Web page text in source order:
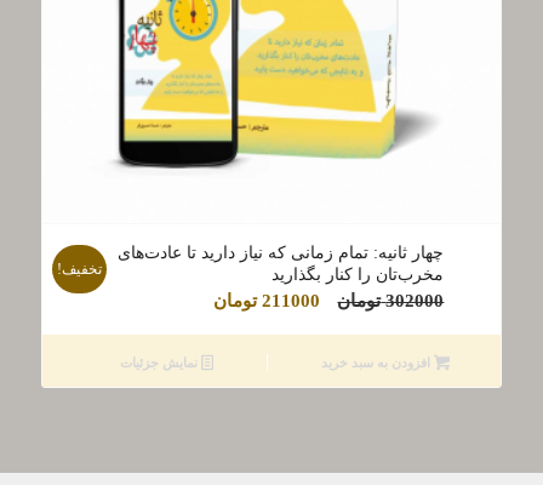
چهار ثانیه: تمام زمانی که نیاز دارید تا عادت‌های
مخرب‌تان را کنار بگذارید
302000 تومان
قیمت
302000 تومان
بود.
211000 تومانقیمت
211000 تومان
است.
تخفیف!
افزودن به سبد خرید نمایش جزئیات